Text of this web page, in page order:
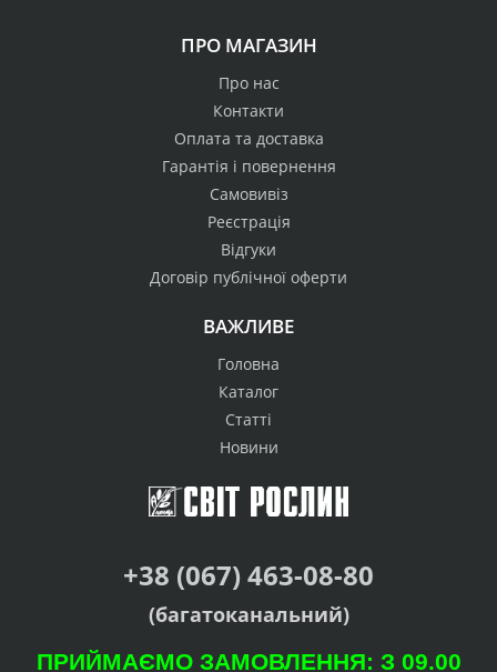
ПРО МАГАЗИН
Про нас
Контакти
Оплата та доставка
Гарантія і повернення
Самовивіз
Реєстрація
Відгуки
Договір публічної оферти
ВАЖЛИВЕ
Головна
Каталог
Статті
Новини
+38 (067) 463-08-80
(багатоканальний)
ПРИЙМАЄМО ЗАМОВЛЕННЯ: З 09.00